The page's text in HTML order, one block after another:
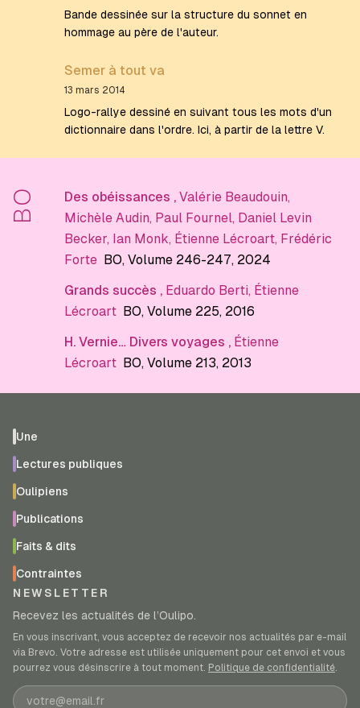
Bande dessinée sur la structure du sonnet en
hommage au père de l'auteur.
Semer à tout va
13 mars 2014
Logo-rallye dessiné en suivant tous les mots d'un
dictionnaire dans l'ordre. Ici, à partir de la lettre V.
BO Des obéissances , Valérie Beaudouin,
Michèle Audin, Paul Fournel, Daniel Levin
Becker, Ian Monk, Étienne Lécroart, Frédéric
Forte BO, Volume 246-247, 2024
Grands succès , Eduardo Berti, Étienne
Lécroart BO, Volume 225, 2016
H. Vernie… Divers voyages , Étienne
Lécroart BO, Volume 213, 2013
Une
Lectures publiques
Oulipiens
Publications
Faits & dits
Contraintes
NEWSLETTER
Recevez les actualités de l’Oulipo.
En vous inscrivant, vous acceptez de recevoir nos actualités par e-mail
via Brevo. Votre adresse est utilisée uniquement pour cet envoi et vous
pourrez vous désinscrire à tout moment. Politique de confidentialité.
Adresse e-mail